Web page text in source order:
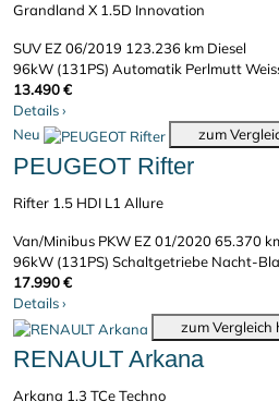
Grandland X 1.5D Innovation
SUV EZ 06/2019 123.236 km Diesel
96kW (131PS) Automatik Perlmutt
13.490 €
Details›
Neu
zum
PEUGEOT Rifter
Rifter 1.5 HDI L1 Allure
Van/Minibus PKW EZ 01/202065.370
96kW (131PS) Schaltgetriebe Nacht-
17.990 €
Details›
zum Vergleich
RENAULT Arkana
Arkana 1.3 TCe Techno